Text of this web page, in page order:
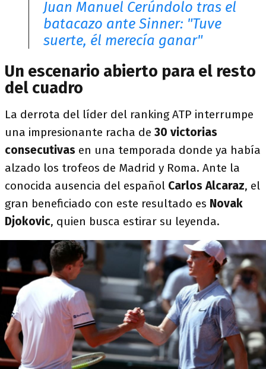
Juan Manuel Cerúndolo tras el
batacazo ante Sinner: "Tuve
suerte, él merecía ganar"
Un escenario abierto para el resto
del cuadro
La derrota del líder del ranking ATP interrumpe
una impresionante racha de 30 victorias
consecutivas en una temporada donde ya había
alzado los trofeos de Madrid y Roma. Ante la
conocida ausencia del español Carlos Alcaraz, el
gran beneficiado con este resultado es Novak
Djokovic, quien busca estirar su leyenda.